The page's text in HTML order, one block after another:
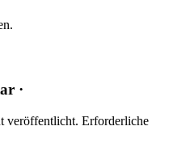
·
veröffentlicht. Erforderliche